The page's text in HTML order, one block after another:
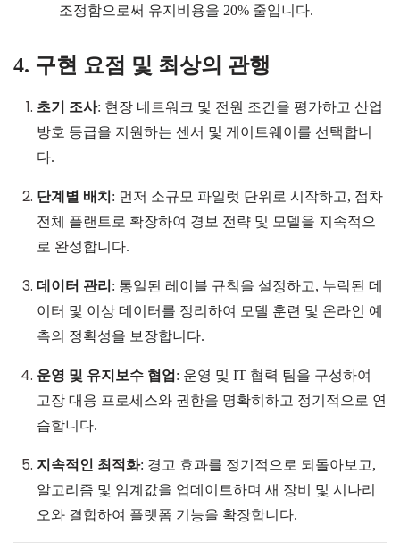
조정함으로써 유지비용을 20% 줄입니다.
4. 구현 요점 및 최상의 관행
초기 조사: 현장 네트워크 및 전원 조건을 평가하고 산업
방호 등급을 지원하는 센서 및 게이트웨이를 선택합니
다.
단계별 배치 : 먼저 소규모 파일럿 단위로 시작하고, 점차
전체 플랜트로 확장하여 경보 전략 및 모델을 지속적으
로 완성합니다.
데이터 관리 : 통일된 레이블 규칙을 설정하고, 누락된 데
이터 및 이상 데이터를 정리하여 모델 훈련 및 온라인 예
측의 정확성을 보장합니다.
운영 및 유지보수 협업 : 운영 및 IT 협력 팀을 구성하여
고장 대응 프로세스와 권한을 명확히하고 정기적으로 연
습합니다.
지속적인 최적화: 경고 효과를 정기적으로 되돌아보고,
알고리즘 및 임계값을 업데이트하며 새 장비 및 시나리
오와 결합하여 플랫폼 기능을 확장합니다.